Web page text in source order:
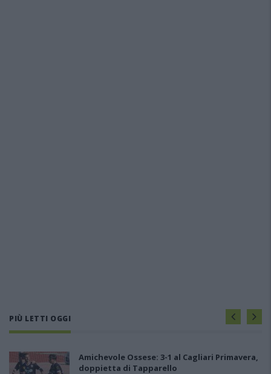
PIÙ LETTI OGGI
Amichevole Ossese: 3-1 al Cagliari Primavera,
doppietta di Tapparello